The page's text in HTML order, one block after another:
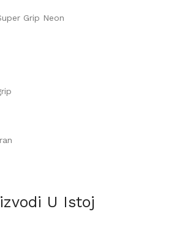
Grip Neon
U Istoj